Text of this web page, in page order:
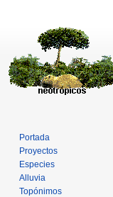
Portada
Proyectos
Especies
Alluvia
Topónimos